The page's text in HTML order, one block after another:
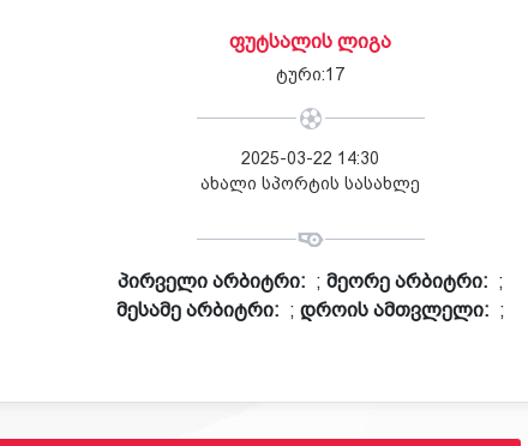
ᲤᲣᲢᲡᲐᲚᲘᲡ ᲚᲘᲒᲐ
ტური:17
2025-03-22 14:30
ახალი სპორტის სასახლე
პირველი არბიტრი: ; მეორე არბიტრი: ;
მესამე არბიტრი: ; დროის ამთვლელი: ;